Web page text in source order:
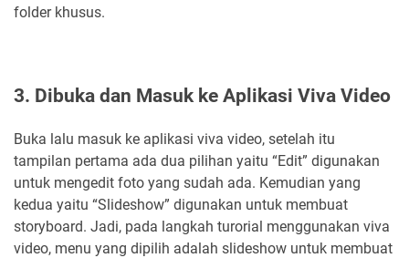
folder khusus.
3. Dibuka dan Masuk ke Aplikasi Viva Video
Buka lalu masuk ke aplikasi viva video, setelah itu
tampilan pertama ada dua pilihan yaitu “Edit” digunakan
untuk mengedit foto yang sudah ada. Kemudian yang
kedua yaitu “Slideshow” digunakan untuk membuat
storyboard. Jadi, pada langkah turorial menggunakan viva
video, menu yang dipilih adalah slideshow untuk membuat